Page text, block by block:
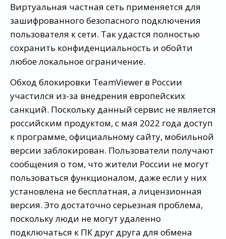
Виртуальная частная сеть применяется для
зашифрованного безопасного подключения
пользователя к сети. Так удастся полностью
сохранить конфиденциальность и обойти
любое локальное ограничение.
Обход блокировки TeamViewer в России
участился из-за внедрения европейских
санкций. Поскольку данный сервис не является
российским продуктом, с мая 2022 года доступ
к программе, официальному сайту, мобильной
версии заблокирован. Пользователи получают
сообщения о том, что жители России не могут
пользоваться функционалом, даже если у них
установлена не бесплатная, а лицензионная
версия. Это достаточно серьезная проблема,
поскольку люди не могут удаленно
подключаться к ПК друг друга для обмена